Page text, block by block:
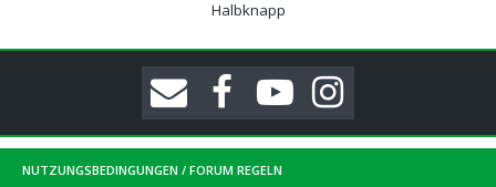
Halbknapp
NUTZUNGSBEDINGUNGEN / FORUM REGELN